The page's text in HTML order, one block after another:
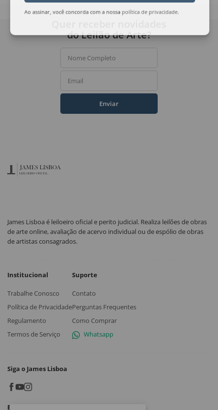
Ao assinar, você concorda com a nossa política de privacidade
do Leilão de Arte?
Nome Completo
Email
Enviar
James Lisboa é leiloeiro oficial e perito judicial. Realiza leilões de obras
de arte online, avaliação de acervo individual ou de espólio de obras
de artistas consagrados.
Institucional
Trabalhe Conosco
Política de Privacidade
Regulamento
Termos de Serviço
Suporte
Contato
Perguntas Frequentes
Como Comprar
Whatsapp
Siga o James Lisboa
Baixe o App